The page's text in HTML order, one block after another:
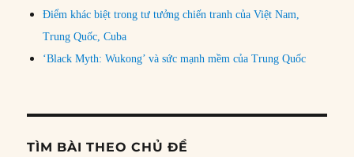
Điểm khác biệt trong tư tưởng chiến tranh của Việt Nam,
Trung Quốc, Cuba
‘Black Myth: Wukong’ và sức mạnh mềm của Trung Quốc
TÌM BÀI THEO CHỦ ĐỀ